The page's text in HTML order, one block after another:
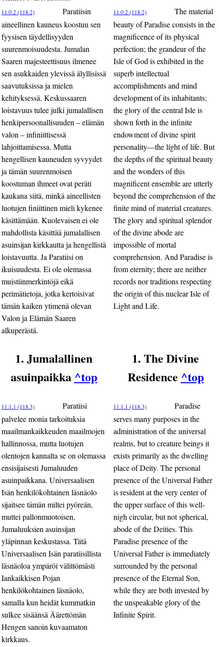
11:0.2 (118.2)
Paratiisin
aineellinen kauneus koostuu sen
fyysisen täydellisyyden
suurenmoisuudesta. Jumalan
Saaren majesteettisuus ilmenee
sen asukkaiden ylevissä älyllisissä
saavutuksissa ja mielen
kehityksessä. Keskussaaren
loistavuus tulee julki jumalallisen
henkipersoonallisuuden – elämän
valon – infiniittisessä
lahjoittamisessa. Mutta
hengellisen kauneuden syvyydet
ja tämän suurenmoisen
koostuman ihmeet ovat peräti
kaukana siitä, minkä aineellisten
luotujen finiittinen mieli kykenee
käsittämään. Kuolevaisen ei ole
mahdollista käsittää jumalallisen
asuinsijan kirkkautta ja hengellistä
loistavuutta. Ja Paratiisi on
ikuisuudesta. Ei ole olemassa
muistiinmerkintöjä eikä
perimätietoja, jotka kertoisivat
tämän kaiken ytimenä olevan
Valon ja Elämän Saaren
alkuperästä.
11:0.2 (118.2)
The material
beauty of Paradise consists in the
magnificence of its physical
perfection; the grandeur of the
Isle of God is exhibited in the
superb intellectual
accomplishments and mind
development of its inhabitants;
the glory of the central Isle is
shown forth in the infinite
endowment of divine spirit
personality—the light of life. But
the depths of the spiritual beauty
and the wonders of this
magnificent ensemble are utterly
beyond the comprehension of the
finite mind of material creatures.
The glory and spiritual splendor
of the divine abode are
impossible of mortal
comprehension. And Paradise is
from eternity; there are neither
records nor traditions respecting
the origin of this nuclear Isle of
Light and Life.
1. Jumalallinen
asuinpaikka ^top
1. The Divine
Residence ^top
11:1.1 (118.3)
Paratiisi
palvelee monia tarkoituksia
maailmankaikkeuden maailmojen
hallinnossa, mutta luotujen
olentojen kannalta se on olemassa
ensisijaisesti Jumaluuden
asuinpaikkana. Universaalisen
Isän henkilökohtainen läsnäolo
sijaitsee tämän miltei pyöreän,
muttei pallonmuotoisen,
Jumaluuksien asuinsijan
yläpinnan keskustassa. Tätä
Universaalisen Isän paratiisillista
läsnäoloa ympäröi välittömästi
Iankaikkisen Pojan
henkilökohtainen läsnäolo,
samalla kun heidät kummatkin
sulkee sisäänsä Äärettömän
Hengen sanoin kuvaamaton
kirkkaus.
11:1.1 (118.3)
Paradise
serves many purposes in the
administration of the universal
realms, but to creature beings it
exists primarily as the dwelling
place of Deity. The personal
presence of the Universal Father
is resident at the very center of
the upper surface of this well-
nigh circular, but not spherical,
abode of the Deities. This
Paradise presence of the
Universal Father is immediately
surrounded by the personal
presence of the Eternal Son,
while they are both invested by
the unspeakable glory of the
Infinite Spirit.